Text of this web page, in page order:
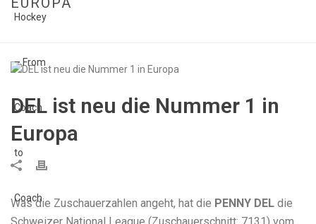
DEL ist neu die Nummer 1 in
Europa
Was die Zuschauerzahlen angeht, hat die PENNY DEL die